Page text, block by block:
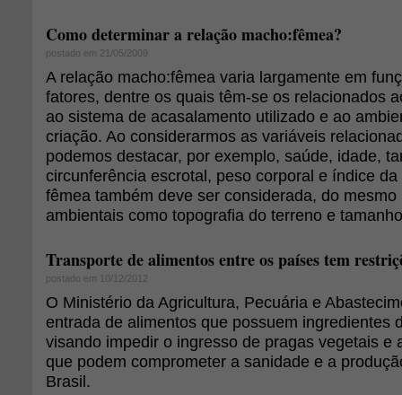
Como determinar a relação macho:fêmea?
postado em 21/05/2009
A relação macho:fêmea varia largamente em
fatores, dentre os quais têm-se os relacionados
ao sistema de acasalamento utilizado e ao
criação. Ao considerarmos as variáveis
podemos destacar, por exemplo, saúde, idade,
circunferência escrotal, peso corporal e índice
fêmea também deve ser considerada, do
ambientais como topografia do terreno e
Transporte de alimentos entre os países tem
postado em 10/12/2012
O Ministério da Agricultura, Pecuária e
entrada de alimentos que possuem ingredientes
visando impedir o ingresso de pragas vegetais e
que podem comprometer a sanidade e a
Brasil.